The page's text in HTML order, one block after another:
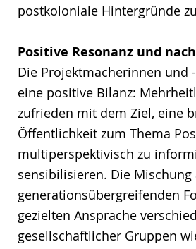
postkoloniale Hintergründe
Positive Resonanz und
Die Projektmacherinnen und
eine positive Bilanz:
zufrieden mit dem Ziel, eine
Öffentlichkeit zum Thema
multiperspektivisch zu
sensibilisieren. Die Mischung
generationsübergreifenden
gezielten Ansprache
gesellschaftlicher Gruppen